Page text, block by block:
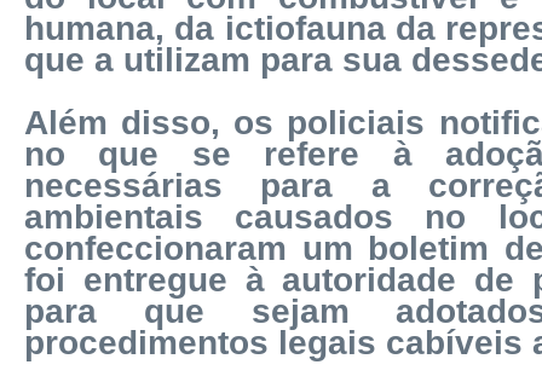
humana, da ictiofauna da
que a utilizam para sua
Além disso, os policiais
no que se refere à
necessárias para a
ambientais causados no
confeccionaram um boletim
foi entregue à autoridade de
para que sejam
procedimentos legais cabíveis